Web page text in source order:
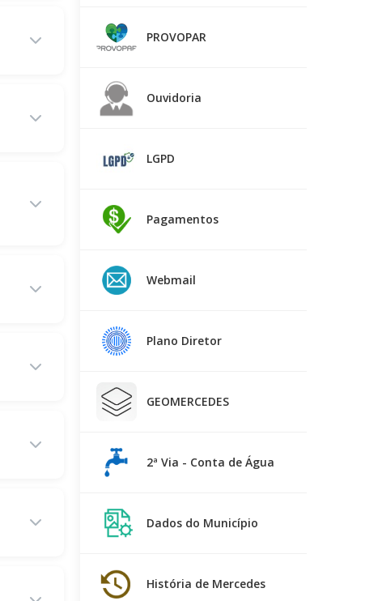
PROVOPAR
Ouvidoria
LGPD
Pagamentos
Webmail
Plano Diretor
GEOMERCEDES
2ª Via - Conta de Água
Dados do Município
História de Mercedes